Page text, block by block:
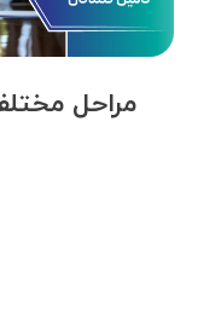
مراحل